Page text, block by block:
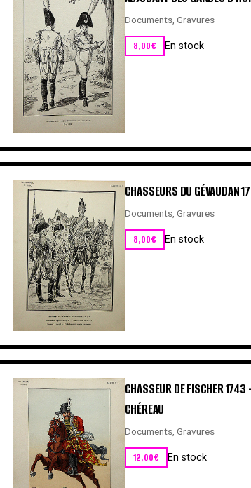
Documents, Gravures
8,00€ En stock
CHASSEURS DU GÉVAUDAN
Documents, Gravures
8,00€ En stock
CHASSEUR DE FISCHER
CHÉREAU
Documents, Gravures
12,00€ En stock